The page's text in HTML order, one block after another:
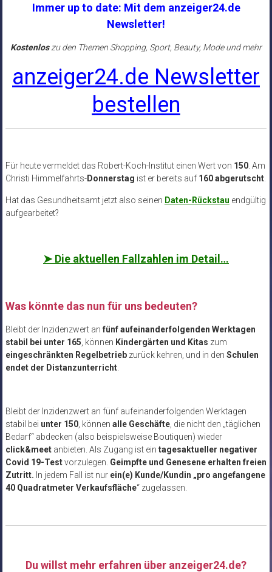
Immer up to date: Mit dem anzeiger24.de
Newsletter!
Kostenloszu den Themen Shopping, Sport, Beauty, Mode und mehr
anzeiger24.de Newsletter
bestellen
Für heute vermeldet das Robert-Koch-Institut einen Wert von 150. Am
Christi Himmelfahrts-Donnerstag ist er bereits auf 160 abgerutscht.
Hat das Gesundheitsamt jetzt also seinen Daten-Rückstau endgültig
aufgearbeitet?
➤ Die aktuellen Fallzahlen im Detail…
Was könnte das nun für uns bedeuten?
Bleibt der Inzidenzwert an fünf aufeinanderfolgenden Werktagen
stabil bei unter 165 , können Kindergärten und Kitas zum
eingeschränkten Regelbetriebzurück kehren, und in den Schulen
endet der Distanzunterricht.
Bleibt der Inzidenzwert an fünf aufeinanderfolgenden Werktagen
stabil bei unter 150, können alle Geschäfte, die nicht den „täglichen
Bedarf“ abdecken (also beispielsweise Boutiquen) wieder
click&meetanbieten. Als Zugang ist ein tagesaktueller negativer
Covid 19-Testvorzulegen. Geimpfte und Genesene erhalten freien
Zutritt. In jedem Fall ist nur ein(e) Kunde/Kundin „pro angefangene
40 Quadratmeter Verkaufsfläche“ zugelassen.
Du willst mehr erfahren über anzeiger24.de?